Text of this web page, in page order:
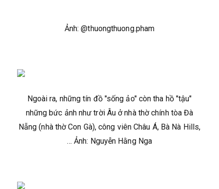
Ảnh: @thuongthuong.pham
Ngoài ra, những tín đồ "sống ảo" còn tha hồ "tậu"
những bức ảnh như trời Âu ở nhà thờ chính tòa Đà
Nẵng (nhà thờ Con Gà), công viên Châu Á, Bà Nà Hills,
… Ảnh: Nguyễn Hằng Nga